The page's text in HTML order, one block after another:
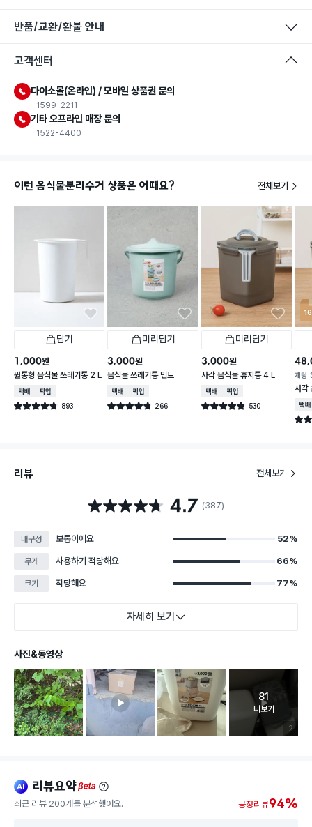
반품/교환/환불 안내
고객센터
다이소몰(온라인) / 모바일 상품권 문의
1599-2211
기타 오프라인 매장 문의
1522-4400
이런 음식물분리수거 상품은 어때요? 전체보기
담기
1,000원
원통형 음식물 쓰레기통 2 L
택배배송매장픽업
별점 4.7점 893
건 작성
일시품절
미리담기
3,000원
음식물 쓰레기통 민트
택배배송매장픽업
별점 4.7점 266
건 작성
일시품절
미리담기
3,000원
사각 음식물 휴지통 4 L
택배배송매장픽업
별점 4.8점 530
건 작성
개당
사각
택배
별점
리뷰 전체보기
별점 4.7점 4.7 (387)
내구성 보통이에요 52%
무게 사용하기 적당해요 66%
크기 적당해요 77%
자세히 보기
사진&동영상
리뷰 이
2
고객 리뷰
81
더보기
ai 리뷰요약beta
최근 리뷰 200개를 분석했어요. 긍정리뷰94%